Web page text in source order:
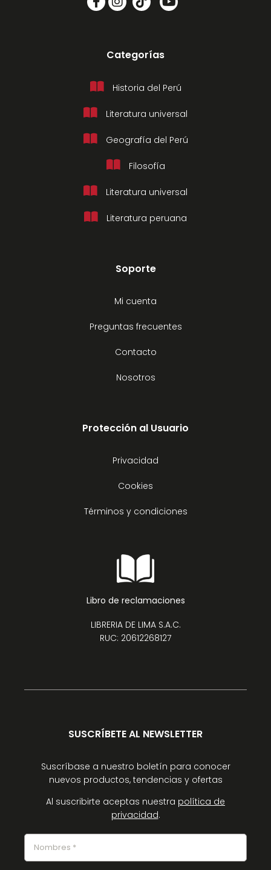
Categorías
Historia del Perú
Literatura universal
Geografía del Perú
Filosofía
Literatura universal
Literatura peruana
Soporte
Mi cuenta
Preguntas frecuentes
Contacto
Nosotros
Protección al Usuario
Privacidad
Cookies
Términos y condiciones
Libro de reclamaciones
LIBRERIA DE LIMA S.A.C.
RUC: 20612268127
SUSCRÍBETE AL NEWSLETTER
Suscríbase a nuestro boletín para conocer
nuevos productos, tendencias y ofertas
Al suscribirte aceptas nuestra política de
privacidad.